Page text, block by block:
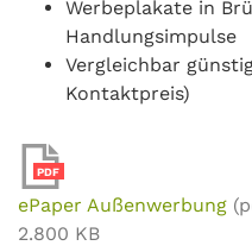
Werbeplakate in
Handlungsimpulse
Vergleichbar
Kontaktpreis)
PDF
ePaper Außenwerbung
2.800 KB